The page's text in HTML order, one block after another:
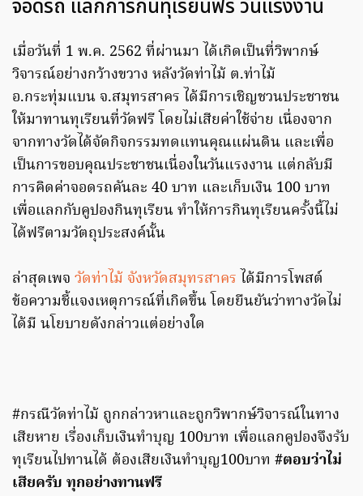
จอดรถ แลกการกินทุเรียนฟรี วันแรงงาน
เมื่อวันที่ 1 พ.ค. 2562 ที่ผ่านมา ได้เกิดเป็นที่วิพากษ์
วิจารณ์อย่างกว้างขวาง หลังวัดท่าไม้ ต.ท่าไม้
อ.กระทุ่มแบน จ.สมุทรสาคร ได้มีการเชิญชวนประชาชน
ให้มาทานทุเรียนที่วัดฟรี โดยไม่เสียค่าใช้จ่าย เนื่องจาก
จากทางวัดได้จัดกิจกรรมทดแทนคุณแผ่นดิน และเพื่อ
เป็นการขอบคุณประชาชนเนื่องในวันแรงงาน แต่กลับมี
การคิดค่าจอดรถคันละ 40 บาท และเก็บเงิน 100 บาท
เพื่อแลกกับคูปองกินทุเรียน ทำให้การกินทุเรียนครั้งนี้ไม่
ได้ฟรีตามวัตถุประสงค์นั้น
ล่าสุดเพจ วัดท่าไม้ จังหวัดสมุทรสาคร ได้มีการโพสต์
ข้อความชี้แจงเหตุการณ์ที่เกิดขึ้น โดยยืนยันว่าทางวัดไม่
ได้มี นโยบายดังกล่าวแต่อย่างใด
#กรณีวัดท่าไม้ ถูกกล่าวหาและถูกวิพากษ์วิจารณ์ในทาง
เสียหาย เรื่องเก็บเงินทำบุญ 100บาท เพื่อแลกคูปองจึงรับ
ทุเรียนไปทานได้ ต้องเสียเงินทำบุญ100บาท #ตอบว่าไม่
เสียครับ ทุกอย่างทานฟรี